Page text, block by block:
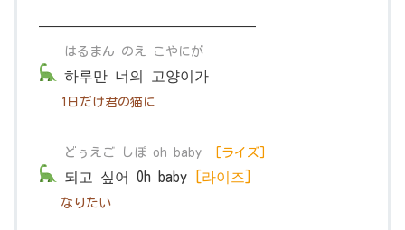
———————————————
はるまん のえ こやにが
하루만 너의 고양이가
1日だけ君の猫に
どぅえご しぽ oh baby [ライズ]
되고 싶어 Oh baby [라이즈]
なりたい